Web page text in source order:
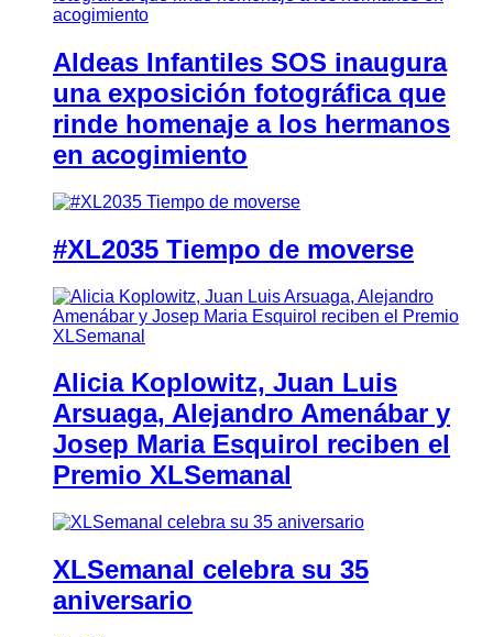
Aldeas Infantiles SOS inaugura
una exposición fotográfica que
rinde homenaje a los hermanos
en acogimiento
#XL2035 Tiempo de moverse
Alicia Koplowitz, Juan Luis
Arsuaga, Alejandro Amenábar y
Josep Maria Esquirol reciben el
Premio XLSemanal
XLSemanal celebra su 35
aniversario